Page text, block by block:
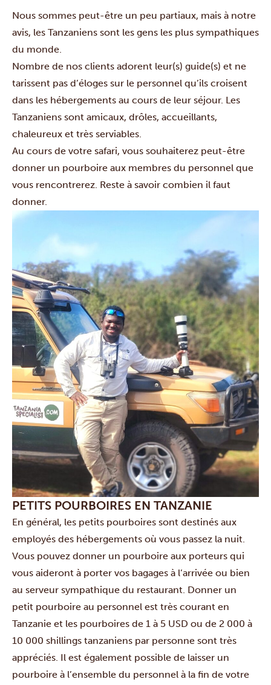
Nous sommes peut-être un peu partiaux, mais à notre
avis, les Tanzaniens sont les gens les plus sympathiques
du monde.
Nombre de nos clients adorent leur(s) guide(s) et ne
tarissent pas d’éloges sur le personnel qu’ils croisent
dans les hébergements au cours de leur séjour. Les
Tanzaniens sont amicaux, drôles, accueillants,
chaleureux et très serviables.
Au cours de votre safari, vous souhaiterez peut-être
donner un pourboire aux membres du personnel que
vous rencontrerez. Reste à savoir combien il faut
donner.
PETITS POURBOIRES EN TANZANIE
En général, les petits pourboires sont destinés aux
employés des hébergements où vous passez la nuit.
Vous pouvez donner un pourboire aux porteurs qui
vous aideront à porter vos bagages à l’arrivée ou bien
au serveur sympathique du restaurant. Donner un
petit pourboire au personnel est très courant en
Tanzanie et les pourboires de 1 à 5 USD ou de 2 000 à
10 000 shillings tanzaniens par personne sont très
appréciés. Il est également possible de laisser un
pourboire à l’ensemble du personnel à la fin de votre